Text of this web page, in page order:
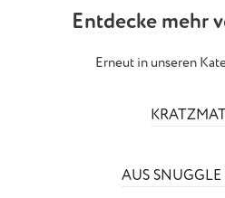
Entdecke mehr
Erneut in unseren
AUS